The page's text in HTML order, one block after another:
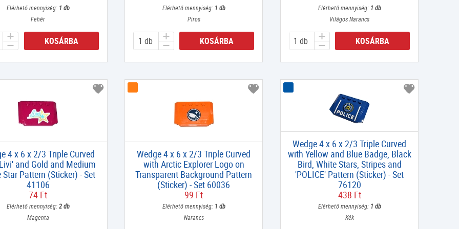
Elérhető mennyiség: 1 db
Fehér
KOSÁRBA
Elérhető mennyiség: 1 db
Piros
KOSÁRBA
Elérhető mennyiség: 1 db
Világos Narancs
KOSÁRBA
4 x 6 x 2/3 Triple Curved
and Gold and Medium
Star Pattern (Sticker) - Set
41106
74 Ft
Elérhető mennyiség:2 db
Magenta
Wedge 4 x 6 x 2/3 Triple Curved
with Arctic Explorer Logo on
Transparent Background Pattern
(Sticker) - Set 60036
99 Ft
Elérhető mennyiség: 1 db
Narancs
Wedge 4 x 6 x 2/3 Triple Curved
with Yellow and Blue Badge, Black
Bird, White Stars, Stripes and
'POLICE' Pattern (Sticker) - Set
76120
438 Ft
Elérhető mennyiség: 1 db
Kék